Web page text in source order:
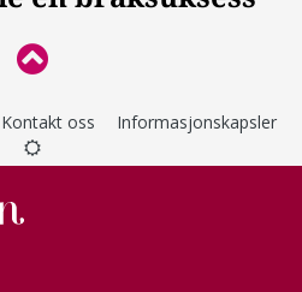
Kontakt oss Informasjonskapsler